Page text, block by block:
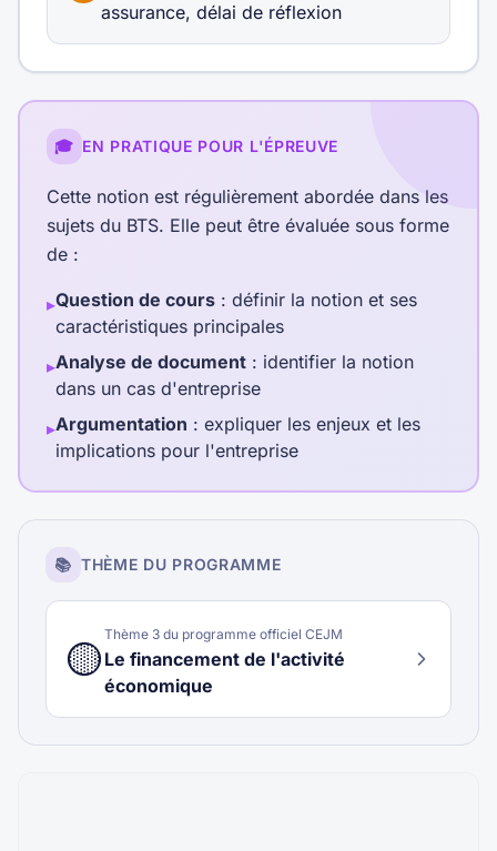
assurance, délai de réflexion
🎓 EN PRATIQUE POUR L'ÉPREUVE
Cette notion est régulièrement abordée dans les
sujets du BTS. Elle peut être évaluée sous forme
de :
▸Question de cours : définir la notion et ses
caractéristiques principales
▸Analyse de document : identifier la notion
dans un cas d'entreprise
▸Argumentation : expliquer les enjeux et les
implications pour l'entreprise
📚 THÈME DU PROGRAMME
🟡
Thème 3 du programme officiel CEJM
Le financement de l'activité
économique